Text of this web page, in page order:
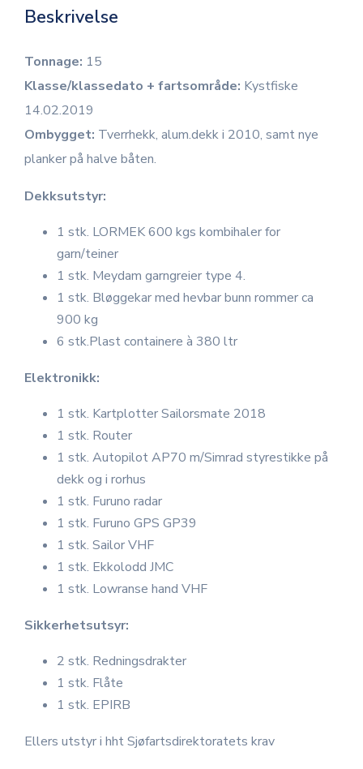
Beskrivelse
Tonnage: 15
Klasse/klassedato + fartsområde: Kystfiske
14.02.2019
Ombygget: Tverrhekk, alum.dekk i 2010, samt nye
planker på halve båten.
Dekksutstyr:
1 stk. LORMEK 600 kgs kombihaler for
garn/teiner
1 stk. Meydam garngreier type 4.
1 stk. Bløggekar med hevbar bunn rommer ca
900 kg
6 stk.Plast containere à 380 ltr
Elektronikk:
1 stk. Kartplotter Sailorsmate 2018
1 stk. Router
1 stk. Autopilot AP70 m/Simrad styrestikke på
dekk og i rorhus
1 stk. Furuno radar
1 stk. Furuno GPS GP39
1 stk. Sailor VHF
1 stk. Ekkolodd JMC
1 stk. Lowranse hand VHF
Sikkerhetsutsyr:
2 stk. Redningsdrakter
1 stk. Flåte
1 stk. EPIRB
Ellers utstyr i hht Sjøfartsdirektoratets krav